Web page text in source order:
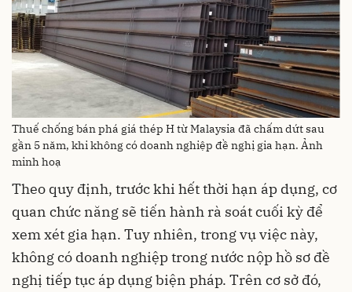
Thuế chống bán phá giá thép H từ Malaysia đã chấm dứt sau
gần 5 năm, khi không có doanh nghiệp đề nghị gia hạn. Ảnh
minh hoạ
Theo quy định, trước khi hết thời hạn áp dụng, cơ
quan chức năng sẽ tiến hành rà soát cuối kỳ để
xem xét gia hạn. Tuy nhiên, trong vụ việc này,
không có doanh nghiệp trong nước nộp hồ sơ đề
nghị tiếp tục áp dụng biện pháp. Trên cơ sở đó,